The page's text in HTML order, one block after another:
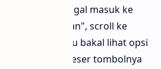
Kamu tinggal masuk ke
menu "Setelan", scroll ke
di sana kamu bakal lihat opsi
Tinggal geser tombolnya